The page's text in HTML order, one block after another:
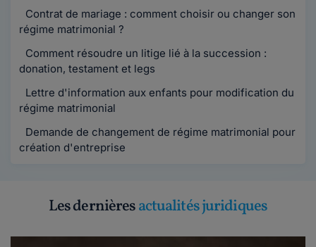
Contrat de mariage : comment choisir ou changer son
régime matrimonial ?
Comment résoudre un litige lié à la succession :
donation, testament et legs
Lettre d'information aux enfants pour modification du
régime matrimonial
Demande de changement de régime matrimonial pour
création d'entreprise
Les dernièresactualités juridiques